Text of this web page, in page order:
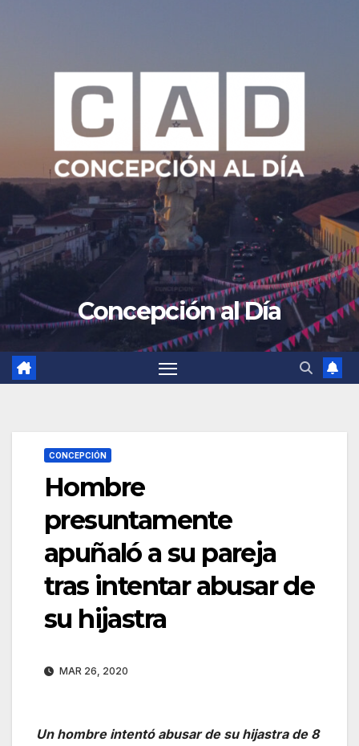
Concepción al Día
CONCEPCIÓN
Hombre
presuntamente
apuñaló a su pareja
tras intentar abusar de
su hijastra
MAR 26, 2020
Un hombre intentó abusar de su hijastra de 8